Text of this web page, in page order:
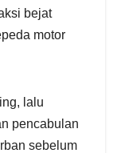
bejat
motor
lalu
pencabulan
sebelum